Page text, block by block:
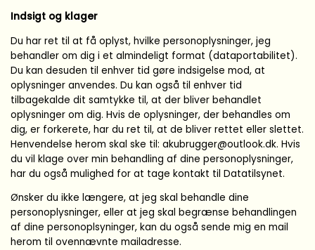
Indsigt og klager
Du har ret til at få oplyst, hvilke personoplysninger, jeg
behandler om dig i et almindeligt format (dataportabilitet).
Du kan desuden til enhver tid gøre indsigelse mod, at
oplysninger anvendes. Du kan også til enhver tid
tilbagekalde dit samtykke til, at der bliver behandlet
oplysninger om dig. Hvis de oplysninger, der behandles om
dig, er forkerete, har du ret til, at de bliver rettet eller slettet.
Henvendelse herom skal ske til: akubrugger@outlook.dk. Hvis
du vil klage over min behandling af dine personoplysninger,
har du også mulighed for at tage kontakt til Datatilsynet.
Ønsker du ikke længere, at jeg skal behandle dine
personoplysninger, eller at jeg skal begrænse behandlingen
af dine personoplsyninger, kan du også sende mig en mail
herom til ovennævnte mailadresse.